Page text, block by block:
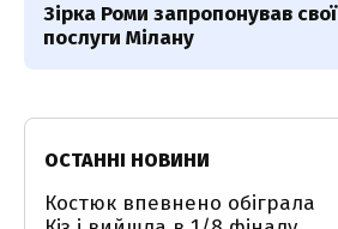
Зірка Роми запропонував свої
послуги Мілану
ОСТАННІ НОВИНИ
Костюк впевнено обіграла